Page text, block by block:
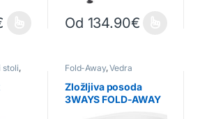
na strani izdelka
različic. Možnosti lahko izberete na
Od 134.90€
Ta izdelek ima več različic.
stoli,
Fold-Away,Vedra
Zložljiva posoda
3WAYS FOLD-AWAY